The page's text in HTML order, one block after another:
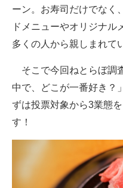
ITの今と未来を見通す
スマホと通信の最新トレンド
好きが集まる 比べて選べる
ビジネスと働き方のヒント
企業ITのトレンドを詳説
経営リーダーのコミュニティ
ーン。お寿司だけでなく
ドメニューやオリジナル
多くの人から親しまれて
そこで今回ねとらぼ調
中で、どこが一番好き？
ずは投票対象から3業態
す！